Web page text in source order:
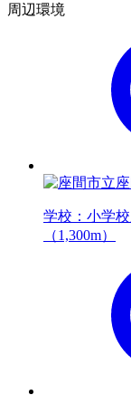
周辺環境
学校：小学校
（1,300m）